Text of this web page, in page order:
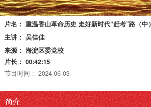
片名： 重温香山革命历史 走好新时代“赶考”路（中）
主讲： 吴佳佳
来源： 海淀区委党校
片长： 00:42:15
节目时间： 2024-06-03
简介